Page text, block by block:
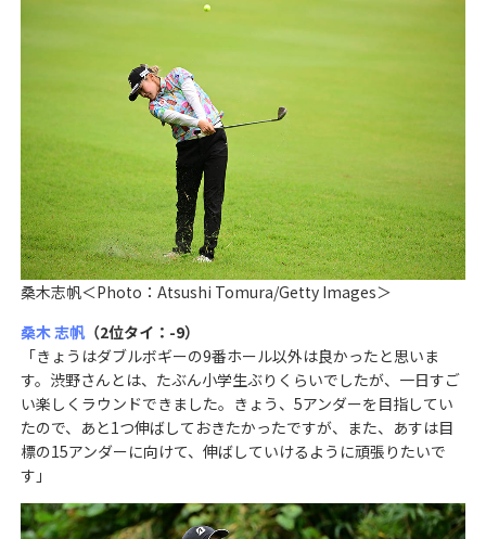
桑木志帆＜Photo：Atsushi Tomura/Getty Images＞
桑木 志帆（2位タイ：-9）
「きょうはダブルボギーの9番ホール以外は良かったと思いま
す。渋野さんとは、たぶん小学生ぶりくらいでしたが、一日すご
い楽しくラウンドできました。きょう、5アンダーを目指してい
たので、あと1つ伸ばしておきたかったですが、また、あすは目
標の15アンダーに向けて、伸ばしていけるように頑張りたいで
す」